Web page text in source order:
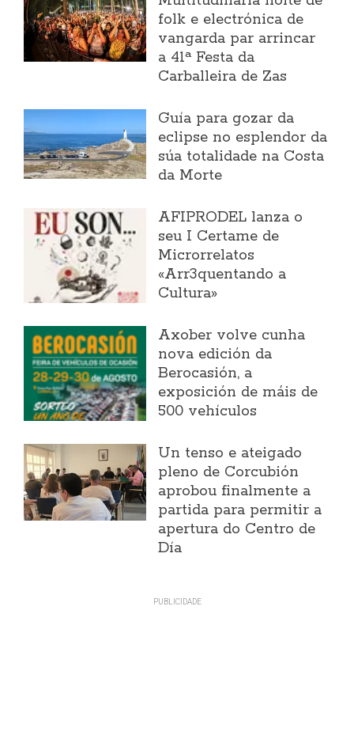
folk e electrónica de
vangarda par arrincar
a 41ª Festa da
Carballeira de Zas
Guía para gozar da
eclipse no esplendor da
súa totalidade na Costa
da Morte
AFIPRODEL lanza o
seu I Certame de
Microrrelatos
«Arr3quentando a
Cultura»
Axober volve cunha
nova edición da
Berocasión, a
exposición de máis de
500 vehículos
Un tenso e ateigado
pleno de Corcubión
aprobou finalmente a
partida para permitir a
apertura do Centro de
Día